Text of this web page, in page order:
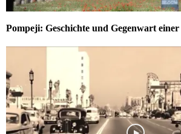
Pompeji: Geschichte und Gegenwart